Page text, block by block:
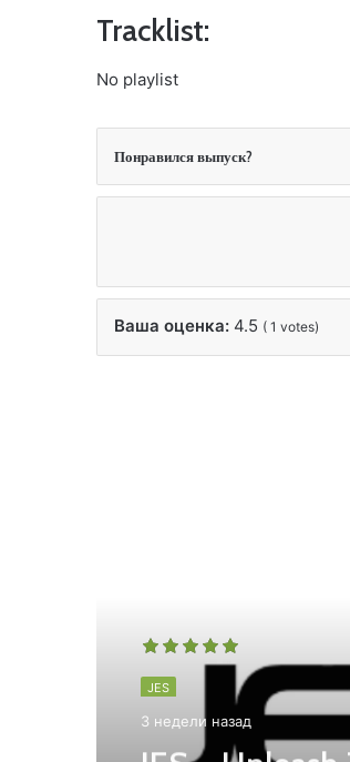
Tracklist:
No playlist
Понравился выпуск?
Ваша оценка: 4.5 ( 1 votes)
JES
3 недели назад